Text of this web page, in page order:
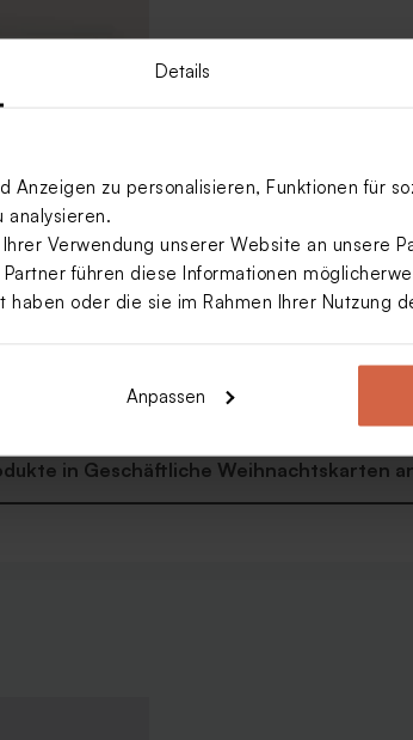
Details
Anzeigen zu personalisieren, Funktionen für
analysieren.
Verwendung unserer Website an unsere
führen diese Informationen
oder die sie im Rahmen Ihrer Nutzung
Anpassen
in Geschäftliche Weihnachtskarten